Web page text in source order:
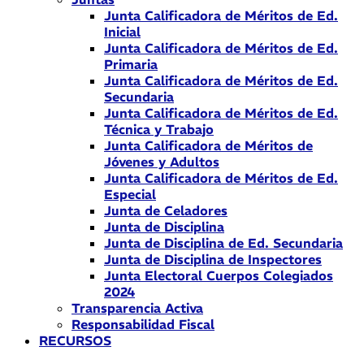
Junta Calificadora de Méritos de Ed.
Inicial
Junta Calificadora de Méritos de Ed.
Primaria
Junta Calificadora de Méritos de Ed.
Secundaria
Junta Calificadora de Méritos de Ed.
Técnica y Trabajo
Junta Calificadora de Méritos de
Jóvenes y Adultos
Junta Calificadora de Méritos de Ed.
Especial
Junta de Celadores
Junta de Disciplina
Junta de Disciplina de Ed. Secundaria
Junta de Disciplina de Inspectores
Junta Electoral Cuerpos Colegiados
2024
Transparencia Activa
Responsabilidad Fiscal
RECURSOS